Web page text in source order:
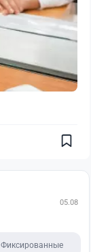
05.08
Фиксированные